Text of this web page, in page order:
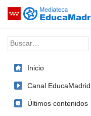
Saltar navegación
Palabra o frase:
Inicio
Canal EducaMadrid
Últimos contenidos